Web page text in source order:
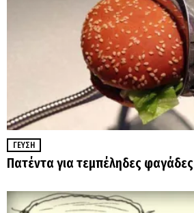
ΓΕΎΣΗ
Πατέντα για τεμπέληδες φαγάδες